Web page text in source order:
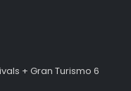
+ Gran Turismo 6